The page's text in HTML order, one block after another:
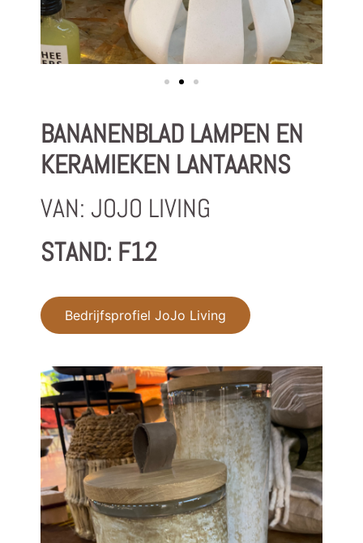
BANANENBLAD LAMPEN EN
KERAMIEKEN LANTAARNS
VAN: JOJO LIVING
STAND: F12
Bedrijfsprofiel JoJo Living